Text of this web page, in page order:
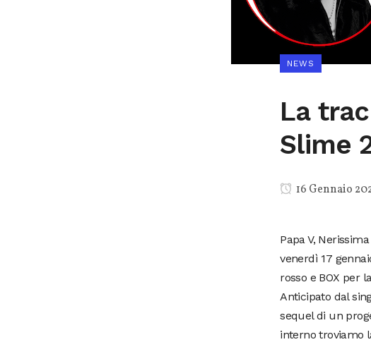
NEWS
La
Slime
16 Gennaio
Papa V,
venerdì 17
rosso e BOX per
Anticipato dal
sequel di un
interno troviamo